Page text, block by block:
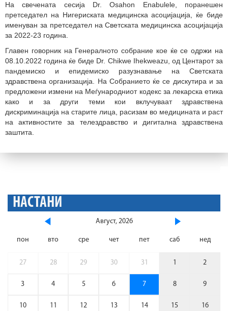
На свечената сесија Dr. Osahon Enabulele, поранешен
претседател на Нигериската медицинска асоцијација, ќе биде
именуван за претседател на Светската медицинска асоцијација
за 2022-23 година.
Главен говорник на Генералното собрание кое ќе се одржи на
08.10.2022 година ќе биде Dr. Chikwe Ihekweazu, од Центарот за
пандемиско и епидемиско разузнавање на Светската
здравствена организација. На Собранието ќе се дискутира и за
предложени измени на Меѓународниот кодекс за лекарска етика
како и за други теми кои вклучуваат здравствена
дискриминација на старите лица, расизам во медицината и раст
на активностите за телездравство и дигитална здравствена
заштита.
НАСТАНИ
Август, 2026
пон вто сре чет пет саб нед
27 28 29 30 31 1 2
3 4 5 6 7 8 9
10 11 12 13 14 15 16